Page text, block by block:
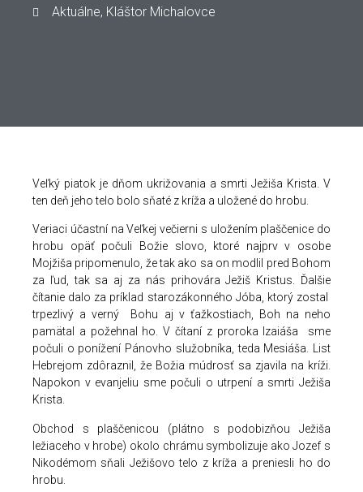
Aktuálne, Kláštor Michalovce
Veľký piatok je dňom ukrižovania a smrti Ježiša Krista. V
ten deň jeho telo bolo sňaté z kríža a uložené do hrobu.
Veriaci účastní na Veľkej večierni s uložením plaščenice do
hrobu opäť počuli Božie slovo, ktoré najprv v osobe
Mojžiša pripomenulo, že tak ako sa on modlil pred Bohom
za ľud, tak sa aj za nás prihovára Ježiš Kristus. Ďalšie
čítanie dalo za príklad starozákonného Jóba, ktorý zostal
trpezlivý a verný Bohu aj v ťažkostiach, Boh na neho
pamätal a požehnal ho. V čítaní z proroka Izaiáša sme
počuli o ponížení Pánovho služobníka, teda Mesiáša. List
Hebrejom zdôraznil, že Božia múdrosť sa zjavila na kríži.
Napokon v evanjeliu sme počuli o utrpení a smrti Ježiša
Krista.
Obchod s plaščenicou (plátno s podobizňou Ježiša
ležiaceho v hrobe) okolo chrámu symbolizuje ako Jozef s
Nikodémom sňali Ježišovo telo z kríža a preniesli ho do
hrobu.